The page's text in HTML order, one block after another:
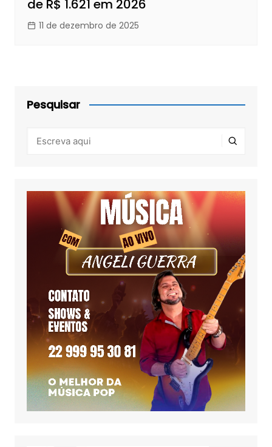
de R$ 1.621 em 2026
11 de dezembro de 2025
Pesquisar